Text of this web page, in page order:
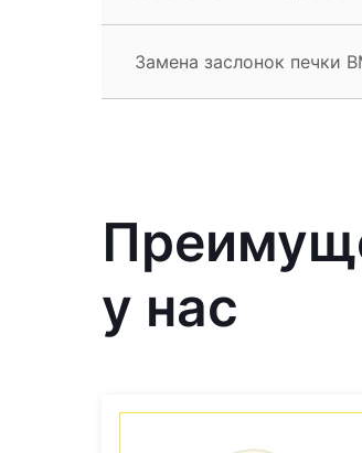
Замена заслонок печки
у нас